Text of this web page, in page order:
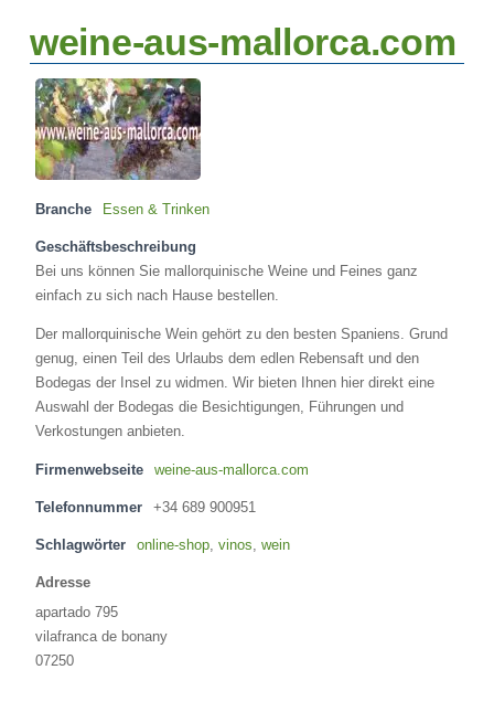
weine-aus-mallorca.com
Branche Essen & Trinken
Geschäftsbeschreibung
Bei uns können Sie mallorquinische Weine und Feines ganz
einfach zu sich nach Hause bestellen.
Der mallorquinische Wein gehört zu den besten Spaniens. Grund
genug, einen Teil des Urlaubs dem edlen Rebensaft und den
Bodegas der Insel zu widmen. Wir bieten Ihnen hier direkt eine
Auswahl der Bodegas die Besichtigungen, Führungen und
Verkostungen anbieten.
Firmenwebseite weine-aus-mallorca.com
Telefonnummer +34 689 900951
Schlagwörter online-shop vinos wein
Adresse
apartado 795
vilafranca de bonany
07250